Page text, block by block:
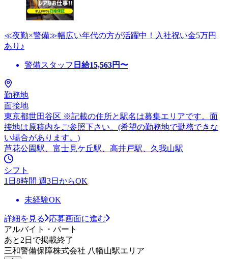
≪夜勤×警備≫幅広い年代の方が活躍中！入社祝い金5万円
あり♪
警備スタッフ 日給15,563円〜
勤務地
面接地
東京都世田谷区 ※記載の住所と駅名は募集エリアです。面
接地は原稿内をご参照下さい。(希望の勤務地で勤務できな
い場合があります。)
芦花公園駅、富士見ケ丘駅、高井戸駅、久我山駅
シフト
1日8時間 週3日からOK
未経験OK
詳細を見る
応募画面に進む
アルバイト・パート
あと2日で掲載終了
三和警備保障株式会社 八幡山駅エリア